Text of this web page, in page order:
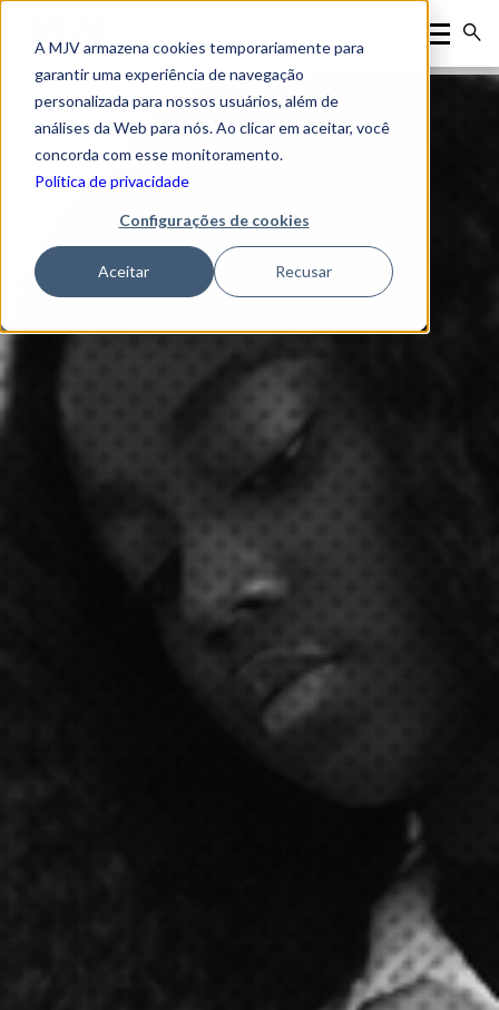
A MJV armazena cookies temporariamente para
garantir uma experiência de navegação
personalizada para nossos usuários, além de
análises da Web para nós. Ao clicar em aceitar, você
concorda com esse monitoramento.
Política de privacidade
Configurações de cookies
Aceitar Recusar